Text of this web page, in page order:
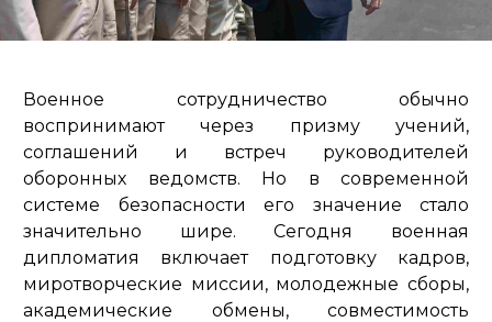
Военное сотрудничество обычно
воспринимают через призму учений,
соглашений и встреч руководителей
оборонных ведомств. Но в современной
системе безопасности его значение стало
значительно шире. Сегодня военная
дипломатия включает подготовку кадров,
миротворческие миссии, молодежные сборы,
академические обмены, совместимость